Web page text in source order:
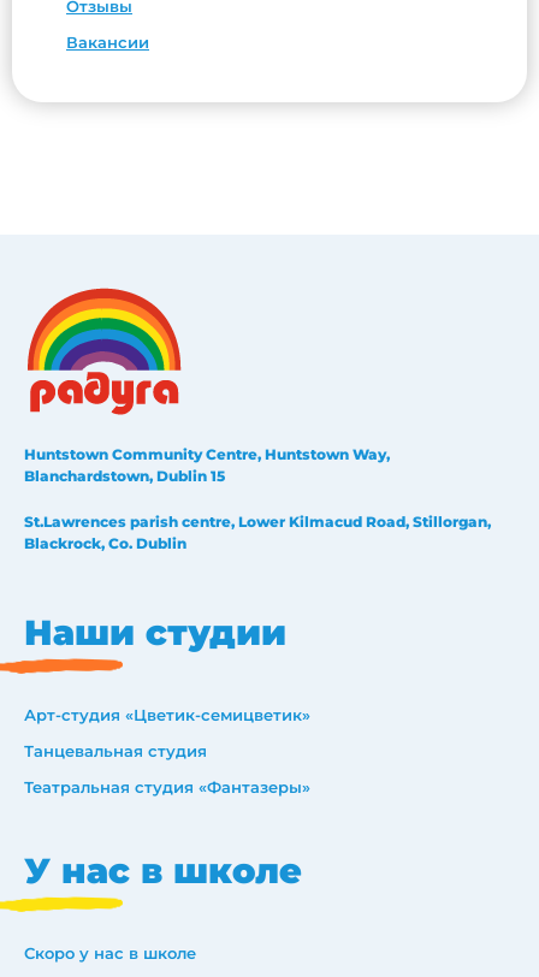
Отзывы
Вакансии
Huntstown Community Centre, Huntstown Way,
Blanchardstown, Dublin 15
St.Lawrences parish centre, Lower Kilmacud Road, Stillorgan,
Blackrock, Co. Dublin
Наши студии
Арт-студия «Цветик-семицветик»
Танцевальная студия
Театральная студия «Фантазеры»
У нас в школе
Скоро у нас в школе